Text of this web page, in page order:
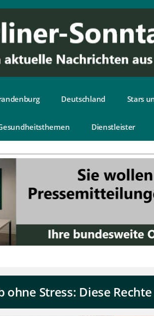
Deutschland Stars
Dienstleister
Stress: Diese